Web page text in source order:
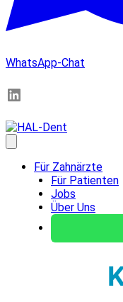
WhatsApp-Chat
LinkedIn
Für Zahnärzte
Für Patienten
Jobs
Über Uns